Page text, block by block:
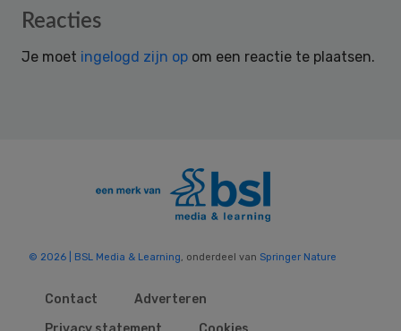
Reader
Reacties
Je moet ingelogd zijn op om een reactie te plaatsen.
© 2026 | BSL Media & Learning, onderdeel van Springer Nature
Contact
Adverteren